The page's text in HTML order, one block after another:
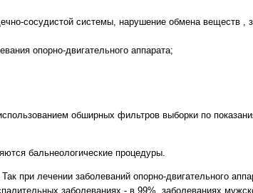
— оформление тура в офисе
сосудистой системы, нарушение обмена веществ ,
опорно-двигательного аппарата;
обширных фильтров выборки по
бальнеологические процедуры.
при лечении заболеваний опорно-двигательного
заболеваниях - в 99%, заболеваниях